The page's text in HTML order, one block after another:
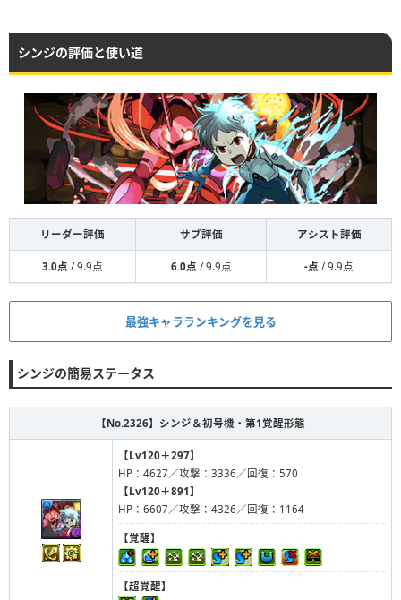
シンジの評価と使い道
リーダー評価 サブ評価 アシスト評価
3.0点 / 9.9点 6.0点 / 9.9点 -点 / 9.9点
最強キャラランキングを見る
シンジの簡易ステータス
【No.2326】 シンジ＆初号機・第1覚醒形態
【Lv120＋297】
HP：4627／攻撃：3336／回復：570
【Lv120＋891】
HP：6607／攻撃：4326／回復：1164
【覚醒】
【超覚醒】